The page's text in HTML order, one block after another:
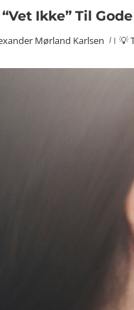
“Vet Ikke” Til
Mørland Karlsen I 💡